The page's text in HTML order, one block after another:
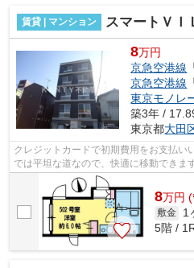
賃貸 | マンション スマートＶＩ
8万円
京急空港線
京急空港線
東京モノレ
築3年 /
東京都大田
クレジットカードで初期費用をお支払い
では平坦な道なので、快適に移動できま
も良好な物件です。よくお出かけをする...
8万円
敷金 1
5階 /